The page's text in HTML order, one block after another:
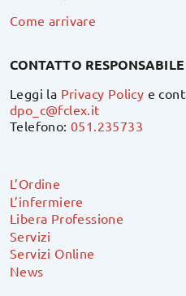
Come arrivare
CONTATTO
Leggi la Privacy Policy e
dpo_c@fclex.it
Telefono:051.235733
L’Ordine
L’infermiere
Libera Professione
Servizi
Servizi Online
News